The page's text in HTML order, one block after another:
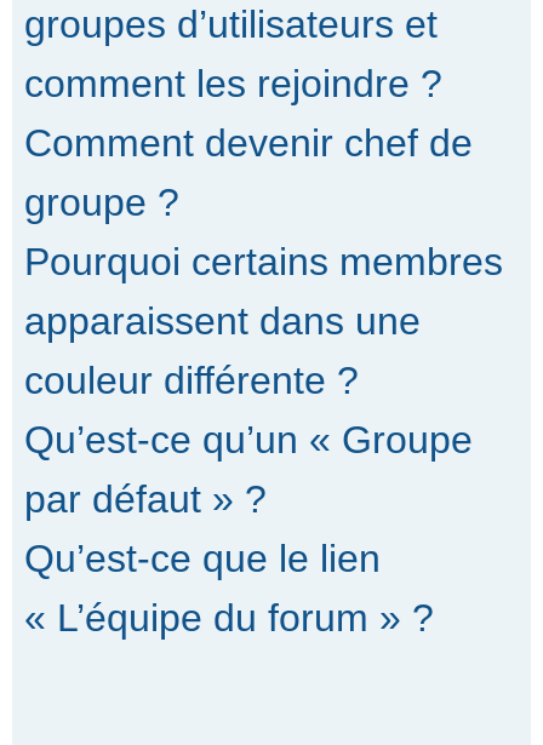
groupes d’utilisateurs et
comment les rejoindre ?
Comment devenir chef de
groupe ?
Pourquoi certains membres
apparaissent dans une
couleur différente ?
Qu’est-ce qu’un « Groupe
par défaut » ?
Qu’est-ce que le lien
« L’équipe du forum » ?